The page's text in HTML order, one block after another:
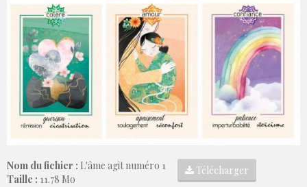
Nom du fichier : L'âme agit numéro 1
Taille : 11.78 Mo
Télécharger